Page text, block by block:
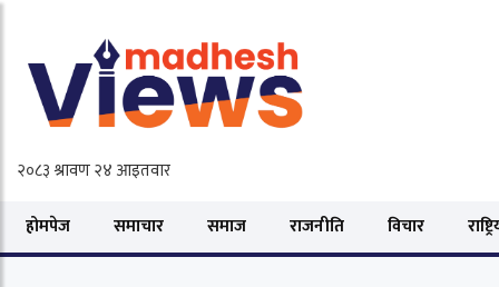
होमपेज समाचार समाज राजनीति विचार